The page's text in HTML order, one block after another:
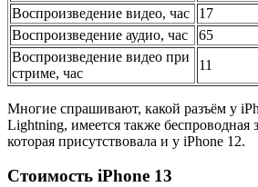
Воспроизведение видео, час
17
Воспроизведение аудио, час
65
Воспроизведение видео при
стриме, час
11
Многие спрашивают, какой разъём у
Lightning, имеется также беспроводная
которая присутствовала и у iPhone 12.
Стоимость iPhone 13